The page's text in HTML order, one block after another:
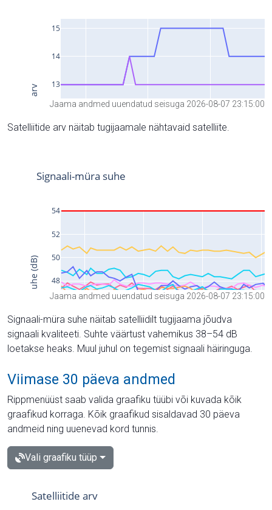
Jaama andmed uuendatud seisuga 2026-08-07 23:15:00
Satelliitide arv näitab tugijaamale nähtavaid satelliite.
Jaama andmed uuendatud seisuga 2026-08-07 23:15:00
Signaali-müra suhe näitab satelliidilt tugijaama jõudva
signaali kvaliteeti. Suhte väärtust vahemikus 38–54 dB
loetakse heaks. Muul juhul on tegemist signaali häiringuga.
Viimase 30 päeva andmed
Rippmenüüst saab valida graafiku tüübi või kuvada kõik
graafikud korraga. Kõik graafikud sisaldavad 30 päeva
andmeid ning uuenevad kord tunnis.
Vali graafiku tüüp
Satelliitide arv